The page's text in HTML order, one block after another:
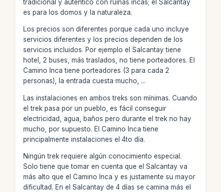
tradicional y auténtico con ruinas incas; el Salcantay
es para los domos y la naturaleza.
Los precios son diferentes porque cada uno incluye
servicios diferentes y los precios dependen de los
servicios incluidos. Por ejemplo el Salcantay tiene
hotel, 2 buses, más traslados, no tiene porteadores. El
Camino Inca tiene porteadores (3 para cada 2
personas), la entrada cuesta mucho, ...
Las instalaciones en ambos treks son mínimas. Cuando
el trek pasa por un pueblo, es fácil conseguir
electricidad, agua, baños pero durante el trek no hay
mucho, por supuesto. El Camino Inca tiene
principalmente instalaciones el 4to día.
Ningún trek requiere algún conocimiento especial.
Solo tiene que tomar en cuenta que el Salcantay va
más alto que el Camino Inca y es justamente su mayor
dificultad. En el Salcantay de 4 días se camina más el